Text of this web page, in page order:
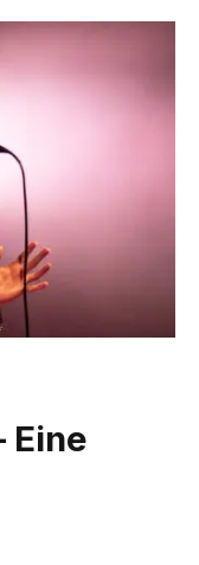
Eine